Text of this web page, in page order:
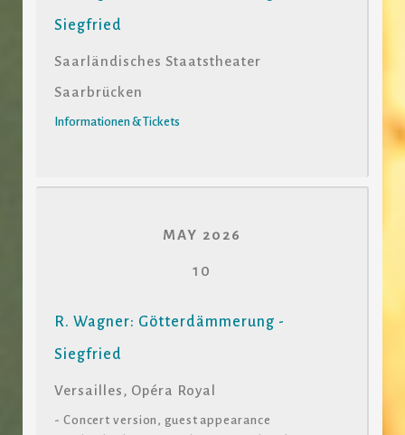
Siegfried
Saarländisches Staatstheater
Saarbrücken
Informationen & Tickets
MAY 2026
10
R. Wagner: Götterdämmerung -
Siegfried
Versailles, Opéra Royal
- Concert version, guest appearance